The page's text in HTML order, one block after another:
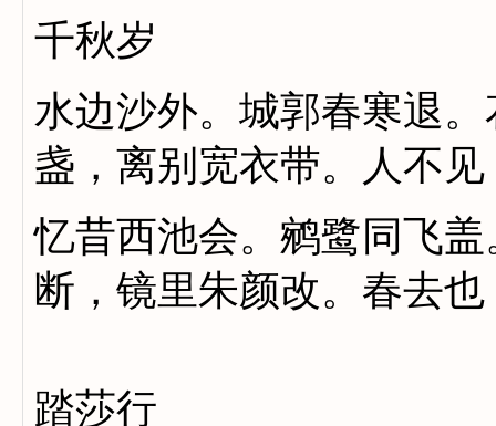
千秋岁
水边沙外。城郭春寒退
盏，离别宽衣带。人不
忆昔西池会。鹓鹭同飞
断，镜里朱颜改。春去
踏莎行